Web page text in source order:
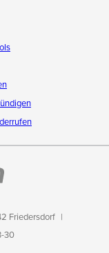
Friedersdorf
30